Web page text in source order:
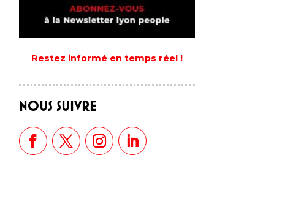
Restez informé en temps réel !
NOUS SUIVRE